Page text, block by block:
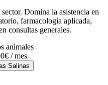
Domina la asistencia en
farmacología aplicada,
consultas generales.
animales
/ mes
Salinas